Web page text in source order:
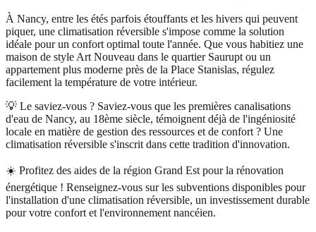
À Nancy, entre les étés parfois étouffants et les hivers qui peuvent
piquer, une climatisation réversible s'impose comme la solution
idéale pour un confort optimal toute l'année. Que vous habitiez une
maison de style Art Nouveau dans le quartier Saurupt ou un
appartement plus moderne près de la Place Stanislas, régulez
facilement la température de votre intérieur.
💡 Le saviez-vous ? Saviez-vous que les premières canalisations
d'eau de Nancy, au 18ème siècle, témoignent déjà de l'ingéniosité
locale en matière de gestion des ressources et de confort ? Une
climatisation réversible s'inscrit dans cette tradition d'innovation.
☀️ Profitez des aides de la région Grand Est pour la rénovation
énergétique ! Renseignez-vous sur les subventions disponibles pour
l'installation d'une climatisation réversible, un investissement durable
pour votre confort et l'environnement nancéien.